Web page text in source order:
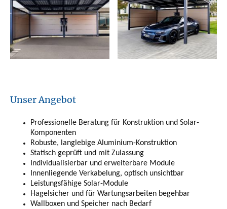
Unser Angebot
Professionelle Beratung für Konstruktion und Solar-
Komponenten
Robuste, langlebige Aluminium-Konstruktion
Statisch geprüft und mit Zulassung
Individualisierbar und erweiterbare Module
Innenliegende Verkabelung, optisch unsichtbar
Leistungsfähige Solar-Module
Hagelsicher und für Wartungsarbeiten begehbar
Wallboxen und Speicher nach Bedarf